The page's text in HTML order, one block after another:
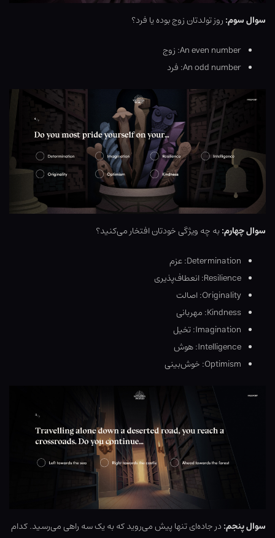
سوال سوم: روز تولدتان زوج بوده یا فرد؟
An even number: زوج
An odd number: فرد
سوال چهارم:به چه ویژگی خودتان افتخار می‌کنید؟
Determination: عزم
Resilience: انعطاف‌پذیری
Originality: اصالت
Kindness: مهربانی
Imagination: تخیل‌
Intelligence: هوش
Optimism: خوش‌بینی
سوال پنجم: در جاده‌ای تنها پیش می‌روید که به یک سه راهی می‌رسید. کدام